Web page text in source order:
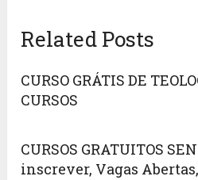
Related Posts
CURSO GRÁTIS DE
CURSOS
CURSOS GRATUITOS
inscrever, Vagas